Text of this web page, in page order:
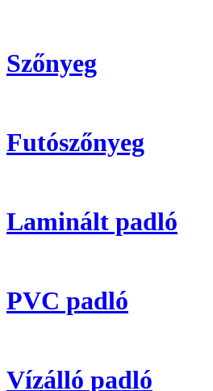
Szőnyeg
Futószőnyeg
Laminált padló
PVC padló
Vízálló padló